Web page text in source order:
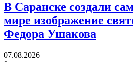
В Саранске создали
мире изображение
Федора Ушакова
07.08.2026